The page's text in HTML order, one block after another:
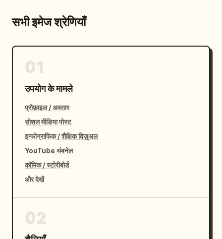
सभी इमेज श्रेणियाँ
उपयोग के मामले
प्रोफ़ाइल / अवतार
सोशल मीडिया पोस्ट
इन्फोग्राफिक / शैक्षिक विज़ुअल
YouTube थंबनेल
कॉमिक / स्टोरीबोर्ड
और देखें